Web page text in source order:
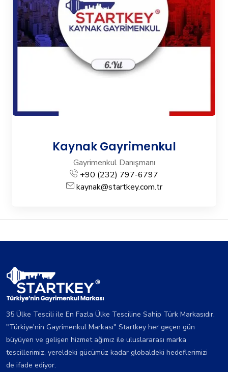
Kaynak Gayrimenkul
Gayrimenkul Danışmanı
+90 (232) 797-6797
kaynak@startkey.com.tr
35 Ülke Tescili ile En Fazla Ülke Tesciline Sahip Türk Markasıdır.
"Türkiye'nin Gayrimenkul Markası" Startkey her geçen gün
büyüyen ve gelişen hizmet ağımız ile uluslararası marka
tescillerimiz, yereldeki gücümüz kadar globaldeki hedeflerimizi
de ifade ediyor.